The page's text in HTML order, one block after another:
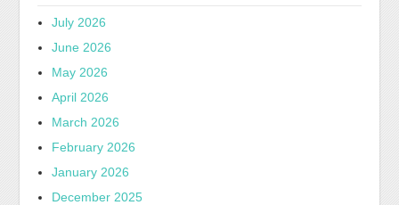
July 2026
June 2026
May 2026
April 2026
March 2026
February 2026
January 2026
December 2025